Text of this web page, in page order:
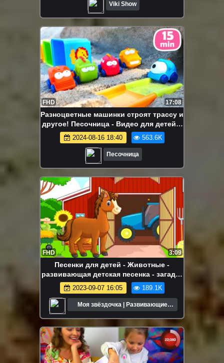
Viki Show
FHD 17:08
Разноцветные машинки строят трассу и
другое! Песочница - Видео для детей и
малышей - Сборник
2024-08-16 18:40 563.6K
Песочница
FHD 3:09
Песенки для детей - Животные -
развивающая детская песенка - загадка
для детей малышей
2023-09-07 16:05 189.1K
Моя звёздочка | Развивающие